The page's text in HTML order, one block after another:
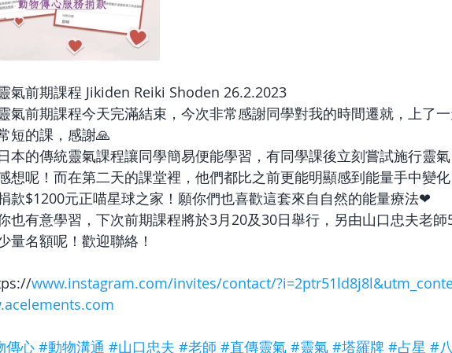
氣前期課程 Jikiden Reiki Shoden 26.2.2023
氣前期課程今天完滿結束，今次非常感謝同學對我的時間遷就，上了
短的課，感謝🙏
本的傳統靈氣課程讓同學簡易便能學習，有同學課後立刻嘗試施行靈
想呢！而在第二天的課堂裡，他們都比之前更能明顯感到能量手中變
款$1200元正喵星球之家！願你們也喜歡這套來自自然的能量療法❤
也有意學習，下次前期課程將於3月20及30日舉行，另由山口忠夫老
量名額呢！歡迎聯絡！
www.instagram.com/invites/contact/
傳心 #動物溝通 #山口忠夫 #老師 #直傳靈氣 #靈氣 #塔羅牌 #占星 #